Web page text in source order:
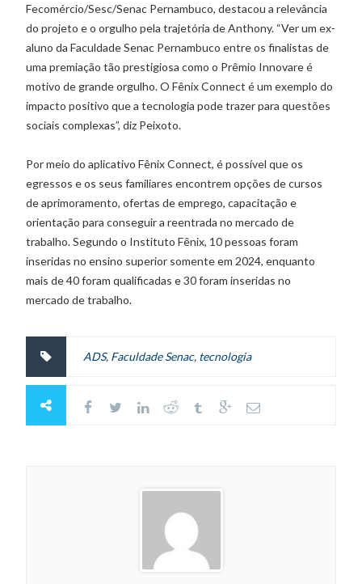
Fecomércio/Sesc/Senac Pernambuco, destacou a relevância
do projeto e o orgulho pela trajetória de Anthony. “Ver um ex-
aluno da Faculdade Senac Pernambuco entre os finalistas de
uma premiação tão prestigiosa como o Prêmio Innovare é
motivo de grande orgulho. O Fênix Connect é um exemplo do
impacto positivo que a tecnologia pode trazer para questões
sociais complexas”, diz Peixoto.
Por meio do aplicativo Fênix Connect, é possível que os
egressos e os seus familiares encontrem opções de cursos
de aprimoramento, ofertas de emprego, capacitação e
orientação para conseguir a reentrada no mercado de
trabalho. Segundo o Instituto Fênix, 10 pessoas foram
inseridas no ensino superior somente em 2024, enquanto
mais de 40 foram qualificadas e 30 foram inseridas no
mercado de trabalho.
ADS, Faculdade Senac, tecnologia